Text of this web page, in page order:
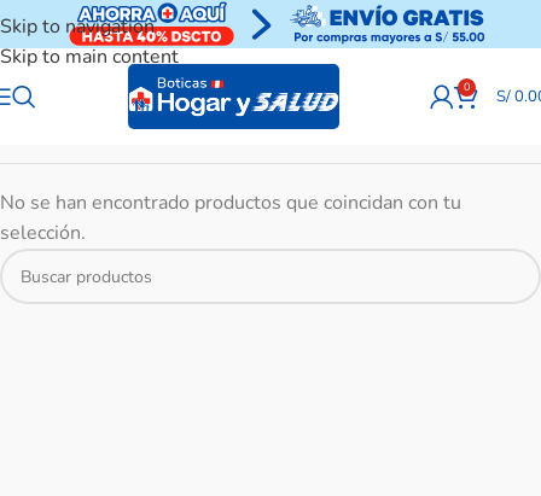
Skip to navigation
Skip to main content
0 S/
No se han encontrado productos que coincidan con tu
selección.